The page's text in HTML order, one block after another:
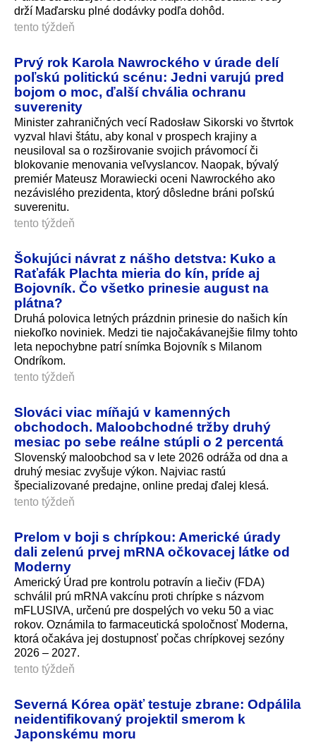
drží Maďarsku plné dodávky podľa dohôd.
tento týždeň
Prvý rok Karola Nawrockého v úrade delí
poľskú politickú scénu: Jedni varujú pred
bojom o moc, ďalší chvália ochranu
suverenity
Minister zahraničných vecí Radosław Sikorski vo štvrtok
vyzval hlavi štátu, aby konal v prospech krajiny a
neusiloval sa o rozširovanie svojich právomocí či
blokovanie menovania veľvyslancov. Naopak, bývalý
premiér Mateusz Morawiecki oceni Nawrockého ako
nezávislého prezidenta, ktorý dôsledne bráni poľskú
suverenitu.
tento týždeň
Šokujúci návrat z nášho detstva: Kuko a
Raťafák Plachta mieria do kín, príde aj
Bojovník. Čo všetko prinesie august na
plátna?
Druhá polovica letných prázdnin prinesie do našich kín
niekoľko noviniek. Medzi tie najočakávanejšie filmy tohto
leta nepochybne patrí snímka Bojovník s Milanom
Ondríkom.
tento týždeň
Slováci viac míňajú v kamenných
obchodoch. Maloobchodné tržby druhý
mesiac po sebe reálne stúpli o 2 percentá
Slovenský maloobchod sa v lete 2026 odráža od dna a
druhý mesiac zvyšuje výkon. Najviac rastú
špecializované predajne, online predaj ďalej klesá.
tento týždeň
Prelom v boji s chrípkou: Americké úrady
dali zelenú prvej mRNA očkovacej látke od
Moderny
Americký Úrad pre kontrolu potravín a liečiv (FDA)
schválil prú mRNA vakcínu proti chrípke s názvom
mFLUSIVA, určenú pre dospelých vo veku 50 a viac
rokov. Oznámila to farmaceutická spoločnosť Moderna,
ktorá očakáva jej dostupnosť počas chrípkovej sezóny
2026 – 2027.
tento týždeň
Severná Kórea opäť testuje zbrane: Odpálila
neidentifikovaný projektil smerom k
Japonskému moru